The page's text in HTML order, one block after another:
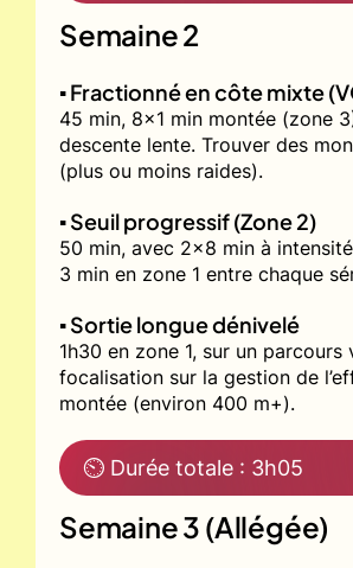
Semaine 2
▪️ Fractionné en côte mixte
45 min, 8x1 min montée (zone
descente lente. Trouver des
(plus ou moins raides).
▪️ Seuil progressif (Zone 2)
50 min, avec 2x8 min à
3 min en zone 1 entre chaque
▪️ Sortie longue dénivelé
1h30 en zone 1, sur un parcours
focalisation sur la gestion de
montée (environ 400 m+).
⏲ Durée totale : 3h05
Semaine 3 (Allégée)